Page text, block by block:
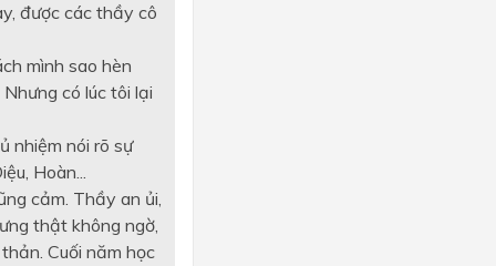
được các thầy cô
mình sao hèn
có lúc tôi lại
nhiệm nói rõ sự
Hoàn...
cảm. Thầy an ủi,
thật không ngờ,
Cuối năm học